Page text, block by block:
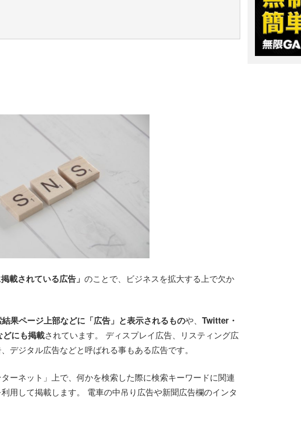
載されている広告」 のことで、ビジネスを拡大する上で欠か
果ページ上部などに「広告」と表示されるものや、 Twitter・
にも掲載されています。 ディスプレイ広告、リスティング広
デジタル広告などと呼ばれる事もある広告です。
ーネット」上で、何かを検索した際に検索キーワードに関連
用して掲載します。 電車の中吊り広告や新聞広告欄のインタ